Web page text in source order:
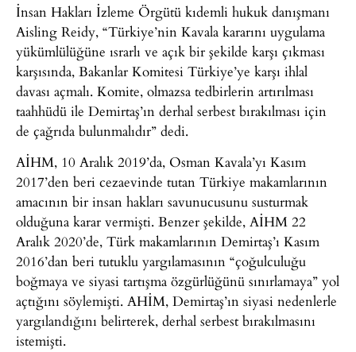
İnsan Hakları İzleme Örgütü kıdemli hukuk danışmanı
Aisling Reidy, “Türkiye’nin Kavala kararını uygulama
yükümlülüğüne ısrarlı ve açık bir şekilde karşı çıkması
karşısında, Bakanlar Komitesi Türkiye’ye karşı ihlal
davası açmalı. Komite, olmazsa tedbirlerin artırılması
taahhüdü ile Demirtaş’ın derhal serbest bırakılması için
de çağrıda bulunmalıdır” dedi.
AİHM, 10 Aralık 2019’da, Osman Kavala’yı Kasım
2017’den beri cezaevinde tutan Türkiye makamlarının
amacının bir insan hakları savunucusunu susturmak
olduğuna karar vermişti. Benzer şekilde, AİHM 22
Aralık 2020’de, Türk makamlarının Demirtaş’ı Kasım
2016’dan beri tutuklu yargılamasının “çoğulculuğu
boğmaya ve siyasi tartışma özgürlüğünü sınırlamaya” yol
açtığını söylemişti. AHİM, Demirtaş’ın siyasi nedenlerle
yargılandığını belirterek, derhal serbest bırakılmasını
istemişti.